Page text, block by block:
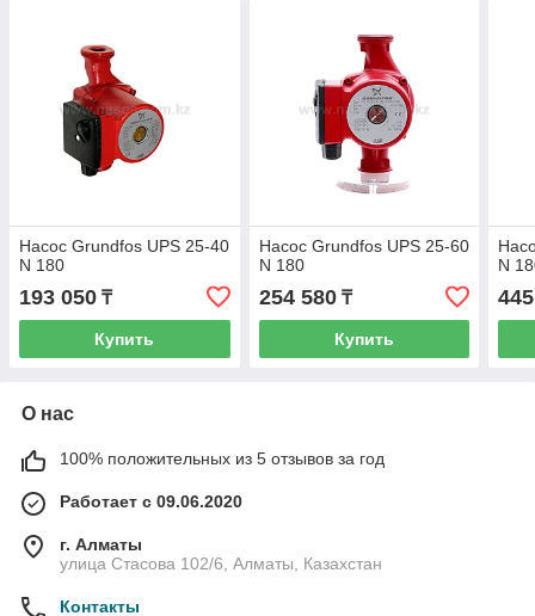
Насос Grundfos UPS 25-40
N 180
193 050 ₸
Купить
Насос Grundfos UPS 25-60
N 180
254 580₸
Купить
N
О нас
100% положительных из 5 отзывов за год
Работает с 09.06.2020
г. Алматы
улица Стасова 102/6, Алматы, Казахстан
Контакты